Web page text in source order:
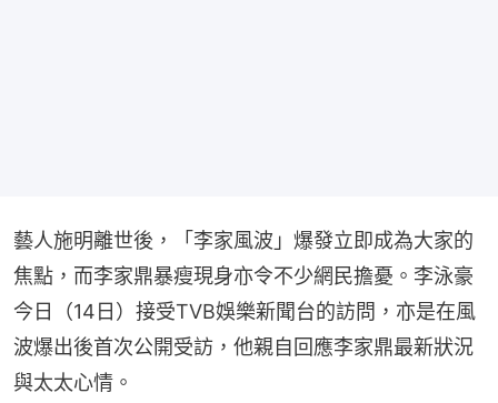
藝人施明離世後，「李家風波」爆發立即成為大家的
焦點，而李家鼎暴瘦現身亦令不少網民擔憂。李泳豪
今日（14日）接受TVB娛樂新聞台的訪問，亦是在風
波爆出後首次公開受訪，他親自回應李家鼎最新狀況
與太太心情。